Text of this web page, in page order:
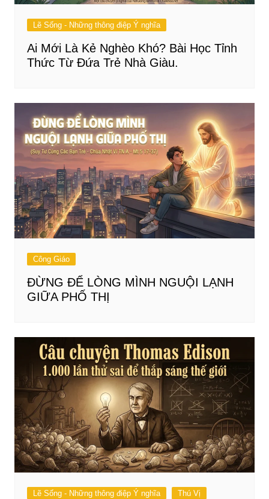
Lẽ Sống - Những thông điệp Ý nghĩa
Ai Mới Là Kẻ Nghèo Khó? Bài Học Tỉnh
Thức Từ Đứa Trẻ Nhà Giàu.
Công Giáo
ĐỪNG ĐỂ LÒNG MÌNH NGUỘI LẠNH
GIỮA PHỐ THỊ
Lẽ Sống - Những thông điệp Ý nghĩa Thú Vị